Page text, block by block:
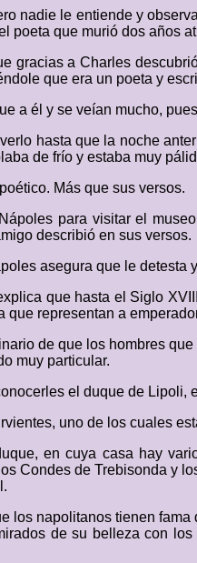
nadie le entiende y
poeta que murió dos años
gracias a Charles
que era un poeta y
a él y se veían mucho,
hasta que la noche
de frío y estaba muy
Más que sus versos.
para visitar el
describió en sus versos.
asegura que le
que hasta el Siglo
que representan a
de que los hombres
muy particular.
el duque de Lipoli,
uno de los cuales
en cuya casa hay
Condes de Trebisonda y
los napolitanos tienen
de su belleza con